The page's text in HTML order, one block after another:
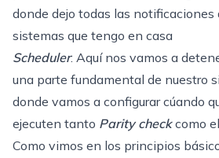
donde dejo todas las notificaciones
sistemas que tengo en casa
Scheduler: Aquí nos vamos a
una parte fundamental de nuestro
donde vamos a configurar cúando
ejecuten tanto Parity checkcomo el
Como vimos en los principios